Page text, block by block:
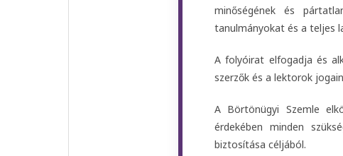
minőségének és
tanulmányokat és a teljes
A folyóirat elfogadja és
szerzők és a lektorok
A Börtönügyi Szemle
érdekében minden
biztosítása céljából.